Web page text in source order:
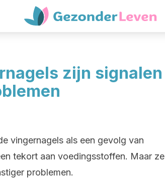
zijn signalen
vingernagels als een gevolg van
tekort aan voedingsstoffen. Maar ze
problemen.